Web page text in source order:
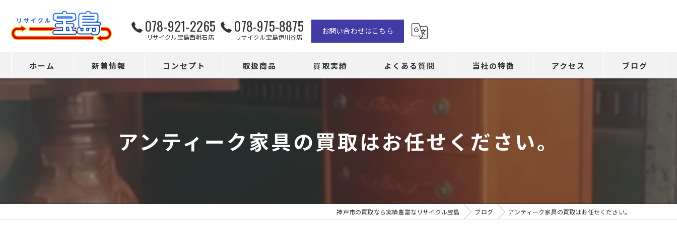
078-921-2265
リサイクル宝島西明石店
078-975-8875
リサイクル宝島伊川谷店
お問い合わせはこちら
ホーム 新着情報 コンセプト 取扱商品 買取実績 よくある質問 当社の特徴
出張買取
アクセス ブログ
アンティーク家具の買取はお任せください。
神戸市の買取なら実績豊富なリサイクル宝島 ブログ アンティーク家具の買取はお任せください。